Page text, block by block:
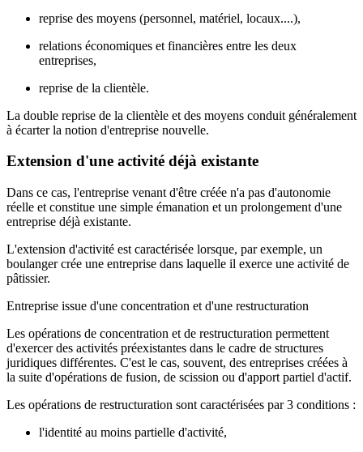
reprise des moyens (personnel, matériel, locaux....),
relations économiques et financières entre les deux
entreprises,
reprise de la clientèle.
La double reprise de la clientèle et des moyens conduit généralement
à écarter la notion d'entreprise nouvelle.
Extension d'une activité déjà existante
Dans ce cas, l'entreprise venant d'être créée n'a pas d'autonomie
réelle et constitue une simple émanation et un prolongement d'une
entreprise déjà existante.
L'extension d'activité est caractérisée lorsque, par exemple, un
boulanger crée une entreprise dans laquelle il exerce une activité de
pâtissier.
Entreprise issue d'une concentration et d'une restructuration
Les opérations de concentration et de restructuration permettent
d'exercer des activités préexistantes dans le cadre de structures
juridiques différentes. C'est le cas, souvent, des entreprises créées à
la suite d'opérations de fusion, de scission ou d'apport partiel d'actif.
Les opérations de restructuration sont caractérisées par 3 conditions :
l'identité au moins partielle d'activité,